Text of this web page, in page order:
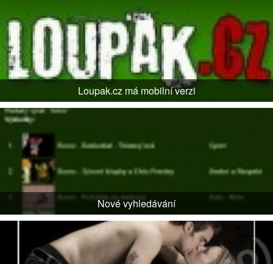
Loupak.cz má mobilní verzi
Nové vyhledávání